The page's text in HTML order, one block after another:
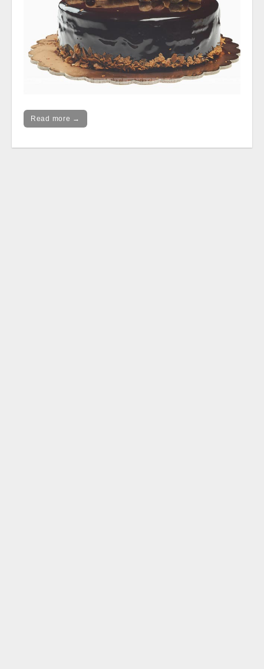
Read more →